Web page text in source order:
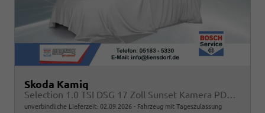
Skoda Kamiq
Selection 1.0 TSI DSG 17 Zoll Sunset Kamera PDC v+h
unverbindliche Lieferzeit: 02.09.2026 Fahrzeug mit Tageszulassung